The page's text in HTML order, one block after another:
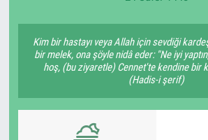
Kim bir hastayı veya Allah için sevdiği
bir melek, ona şöyle nidâ eder: "Ne iyi
hoş, (bu ziyaretle) Cennet'te kendine bir
(Hadis-i şerif)